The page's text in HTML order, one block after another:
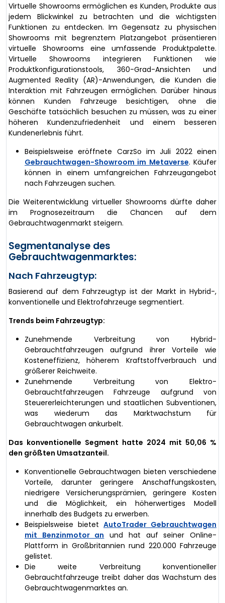
Virtuelle Showrooms ermöglichen es Kunden, Produkte aus
jedem Blickwinkel zu betrachten und die wichtigsten
Funktionen zu entdecken. Im Gegensatz zu physischen
Showrooms mit begrenztem Platzangebot präsentieren
virtuelle Showrooms eine umfassende Produktpalette.
Virtuelle Showrooms integrieren Funktionen wie
Produktkonfigurationstools, 360-Grad-Ansichten und
Augmented Reality (AR)-Anwendungen, die Kunden die
Interaktion mit Fahrzeugen ermöglichen. Darüber hinaus
können Kunden Fahrzeuge besichtigen, ohne die
Geschäfte tatsächlich besuchen zu müssen, was zu einer
höheren Kundenzufriedenheit und einem besseren
Kundenerlebnis führt.
Beispielsweise eröffnete CarzSo im Juli 2022 einen
Gebrauchtwagen-Showroom im Metaverse. Käufer
können in einem umfangreichen Fahrzeugangebot
nach Fahrzeugen suchen.
Die Weiterentwicklung virtueller Showrooms dürfte daher
im Prognosezeitraum die Chancen auf dem
Gebrauchtwagenmarkt steigern.
Segmentanalyse des
Gebrauchtwagenmarktes:
Nach Fahrzeugtyp:
Basierend auf dem Fahrzeugtyp ist der Markt in Hybrid-,
konventionelle und Elektrofahrzeuge segmentiert.
Trends beim Fahrzeugtyp:
Zunehmende Verbreitung von Hybrid-
Gebrauchtfahrzeugen aufgrund ihrer Vorteile wie
Kosteneffizienz, höherem Kraftstoffverbrauch und
größerer Reichweite.
Zunehmende Verbreitung von Elektro-
Gebrauchtfahrzeugen Fahrzeuge aufgrund von
Steuererleichterungen und staatlichen Subventionen,
was wiederum das Marktwachstum für
Gebrauchtwagen ankurbelt.
Das konventionelle Segment hatte 2024 mit 50,06 %
den größten Umsatzanteil.
Konventionelle Gebrauchtwagen bieten verschiedene
Vorteile, darunter geringere Anschaffungskosten,
niedrigere Versicherungsprämien, geringere Kosten
und die Möglichkeit, ein höherwertiges Modell
innerhalb des Budgets zu erwerben.
Beispielsweise bietet AutoTrader Gebrauchtwagen
mit Benzinmotor an und hat auf seiner Online-
Plattform in Großbritannien rund 220.000 Fahrzeuge
gelistet.
Die weite Verbreitung konventioneller
Gebrauchtfahrzeuge treibt daher das Wachstum des
Gebrauchtwagenmarktes an.